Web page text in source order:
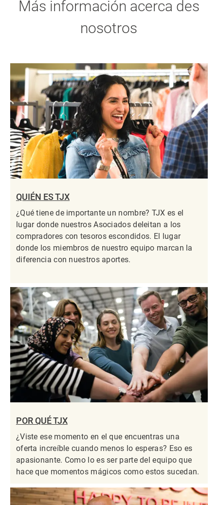
Más información acerca des
nosotros
QUIÉN ES TJX
¿Qué tiene de importante un nombre? TJX es el
lugar donde nuestros Asociados deleitan a los
compradores con tesoros escondidos. El lugar
donde los miembros de nuestro equipo marcan la
diferencia con nuestros aportes.
POR QUÉ TJX
¿Viste ese momento en el que encuentras una
oferta increíble cuando menos lo esperas? Eso es
apasionante. Como lo es ser parte del equipo que
hace que momentos mágicos como estos sucedan.